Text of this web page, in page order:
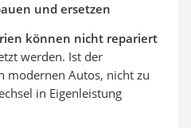
und ersetzen
können nicht repariert
werden. Ist der
modernen Autos, nicht zu
in Eigenleistung